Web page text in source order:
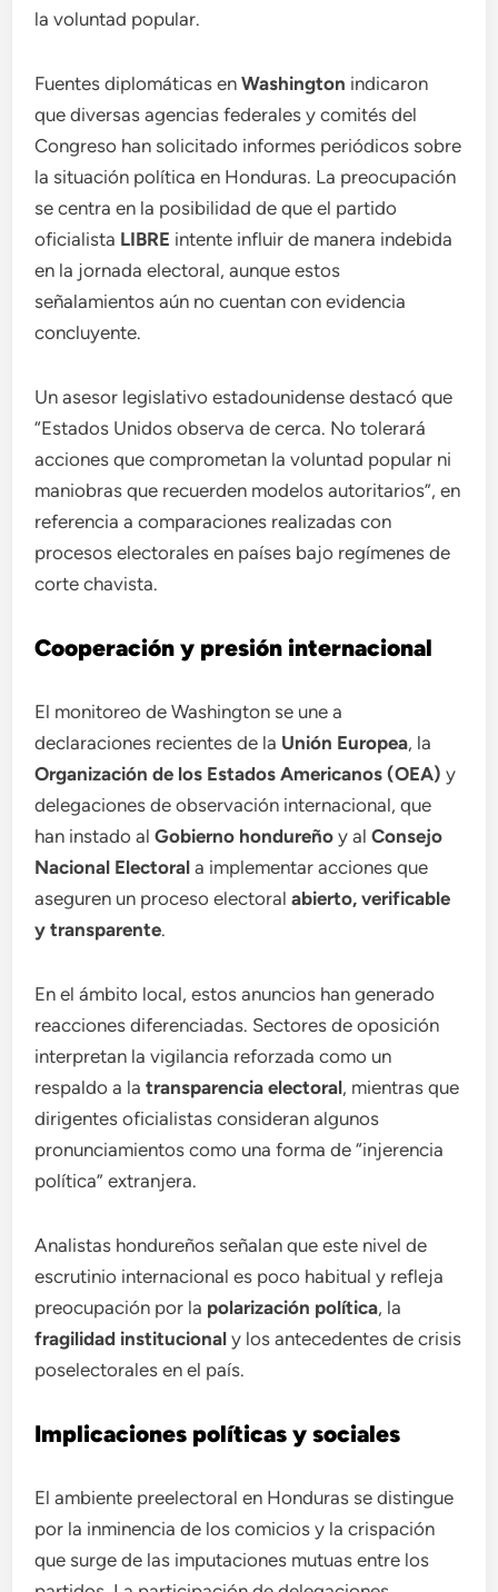
la voluntad popular.
Fuentes diplomáticas en Washington indicaron
que diversas agencias federales y comités del
Congreso han solicitado informes periódicos sobre
la situación política en Honduras. La preocupación
se centra en la posibilidad de que el partido
oficialista LIBRE intente influir de manera indebida
en la jornada electoral, aunque estos
señalamientos aún no cuentan con evidencia
concluyente.
Un asesor legislativo estadounidense destacó que
“Estados Unidos observa de cerca. No tolerará
acciones que comprometan la voluntad popular ni
maniobras que recuerden modelos autoritarios”, en
referencia a comparaciones realizadas con
procesos electorales en países bajo regímenes de
corte chavista.
Cooperación y presión internacional
El monitoreo de Washington se une a
declaraciones recientes de la Unión Europea, la
Organización de los Estados Americanos (OEA) y
delegaciones de observación internacional, que
han instado alGobierno hondureño y alConsejo
Nacional Electoral a implementar acciones que
aseguren un proceso electoralabierto, verificable
y transparente.
En el ámbito local, estos anuncios han generado
reacciones diferenciadas. Sectores de oposición
interpretan la vigilancia reforzada como un
respaldo a latransparencia electoral, mientras que
dirigentes oficialistas consideran algunos
pronunciamientos como una forma de “injerencia
política” extranjera.
Analistas hondureños señalan que este nivel de
escrutinio internacional es poco habitual y refleja
preocupación por la polarización política, la
fragilidad institucional y los antecedentes de crisis
poselectorales en el país.
Implicaciones políticas y sociales
El ambiente preelectoral en Honduras se distingue
por la inminencia de los comicios y la crispación
que surge de las imputaciones mutuas entre los